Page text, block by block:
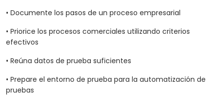
• Documente los pasos de un proceso empresarial
• Priorice los procesos comerciales utilizando criterios
efectivos
• Reúna datos de prueba suficientes
• Prepare el entorno de prueba para la automatización de
pruebas